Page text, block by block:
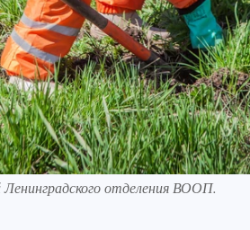
отделения ВООП.